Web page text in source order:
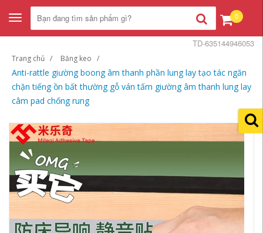
Toggle
navigation
0
Trang chủ Băng keo
Anti-rattle giường boong âm thanh phần lung lay tạo tác ngăn
chặn tiếng ồn bất thường gỗ ván tấm giường âm thanh lung lay
câm pad chống rung
TD-635144946053